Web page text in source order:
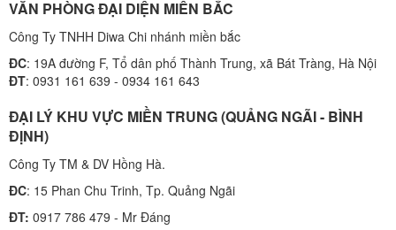
VĂN PHÒNG ĐẠI DIỆN MIỀN BẮC
Công Ty TNHH Diwa Chi nhánh miền bắc
ĐC: 19A đường F, Tổ dân phố Thành Trung, xã Bát Tràng, Hà Nội
ĐT: 0931 161 639 - 0934 161 643
ĐẠI LÝ KHU VỰC MIỀN TRUNG (QUẢNG NGÃI - BÌNH
ĐỊNH)
Công Ty TM & DV Hồng Hà.
ĐC: 15 Phan Chu Trinh, Tp. Quảng Ngãi
ĐT: 0917 786 479 - Mr Đáng